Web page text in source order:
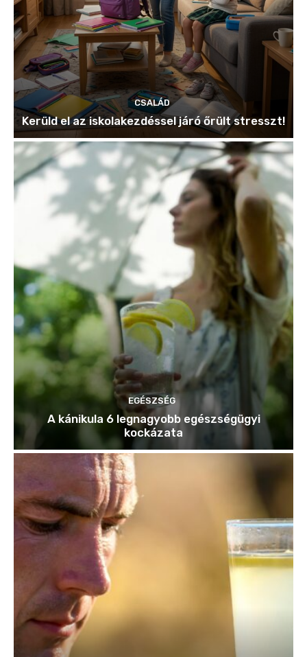
CSALÁD
Kerüld el az iskolakezdéssel járó őrült stresszt!
EGÉSZSÉG
A kánikula 6 legnagyobb egészségügyi
kockázata